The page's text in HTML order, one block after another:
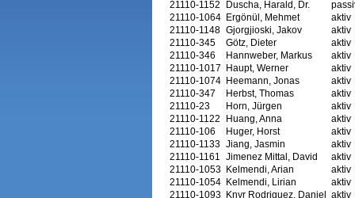
21110-1152 Duscha, Harald, Dr.
21110-1064 Ergönül, Mehmet
aktiv
21110-1148 Gjorgjioski, Jakov
aktiv
21110-345
Götz, Dieter
aktiv
21110-346
Hannweber, Markus
aktiv
21110-1017 Haupt, Werner
aktiv
21110-1074 Heemann, Jonas
aktiv
21110-347
Herbst, Thomas
aktiv
21110-23
Horn, Jürgen
aktiv
21110-1122
Huang, Anna
aktiv
21110-106
Huger, Horst
aktiv
21110-1133 Jiang, Jasmin
aktiv
21110-1161
Jimenez Mittal, David
aktiv
21110-1053 Kelmendi, Arian
aktiv
21110-1054 Kelmendi, Lirian
aktiv
21110-1093 Knyr Rodriguez, Daniel aktiv